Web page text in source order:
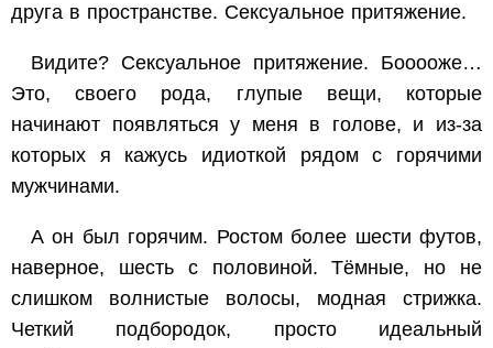
друга в пространстве. Сексуальное притяжение.
Видите? Сексуальное притяжение. Бооооже…
Это, своего рода, глупые вещи, которые
начинают появляться у меня в голове, и из-за
которых я кажусь идиоткой рядом с горячими
мужчинами.
А он был горячим. Ростом более шести футов,
наверное, шесть с половиной. Тёмные, но не
слишком волнистые волосы, модная стрижка.
Четкий подбородок, просто идеальный